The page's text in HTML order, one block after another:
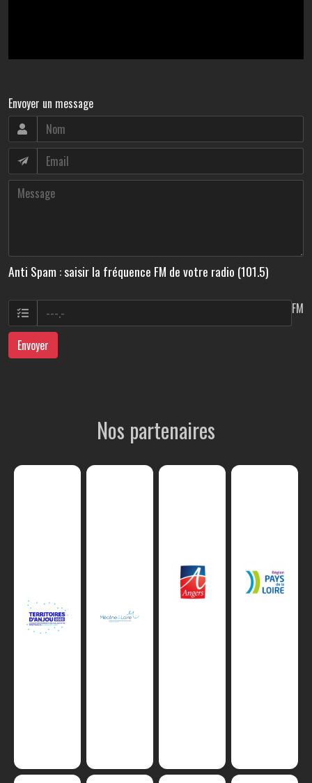
Envoyer un message
Anti Spam : saisir la fréquence FM de votre radio (101.5)
FM
Envoyer
Nos partenaires